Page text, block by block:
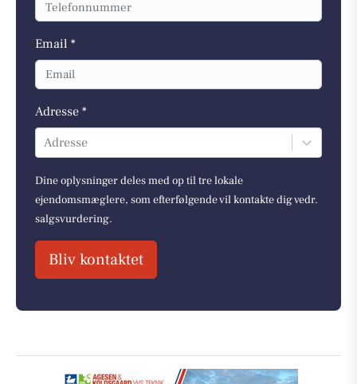
Email *
Adresse *
Adresse
Dine oplysninger deles med op til tre lokale
ejendomsmæglere, som efterfølgende vil kontakte dig vedr.
salgsvurdering.
Bliv kontaktet